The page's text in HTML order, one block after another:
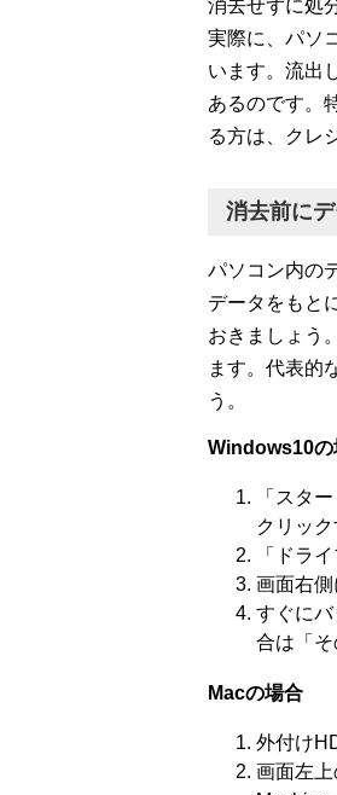
消去せずに処
実際に、パソ
います。流出
あるのです。
る方は、クレ
消去前に
パソコン内の
データをもと
おきましょう
ます。代表的
う。
Windows10の
「スタ
クリック
「ドラ
画面右
すぐに
合は「
Macの場合
外付け
画面左